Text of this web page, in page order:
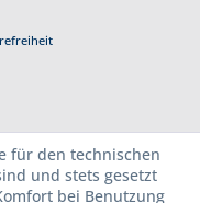
für den technischen
und stets gesetzt
bei Benutzung